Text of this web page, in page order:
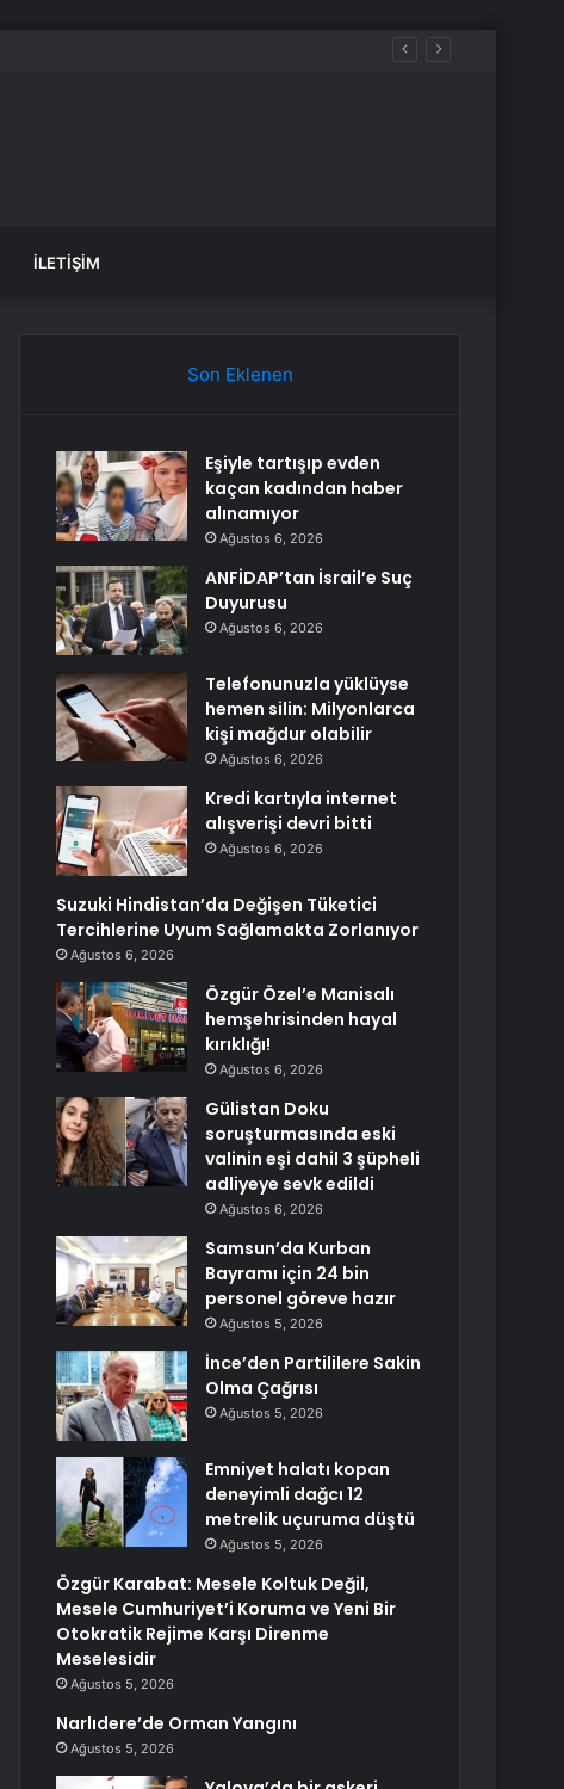
İLETIŞIM
Son Eklenen
Eşiyle tartışıp evden
kaçan kadından haber
alınamıyor
Ağustos 6, 2026
ANFİDAP’tan İsrail’e Suç
Duyurusu
Ağustos 6, 2026
Telefonunuzla yüklüyse
hemen silin: Milyonlarca
kişi mağdur olabilir
Ağustos 6, 2026
Kredi kartıyla internet
alışverişi devri bitti
Ağustos 6, 2026
Suzuki Hindistan’da Değişen Tüketici
Tercihlerine Uyum Sağlamakta Zorlanıyor
Ağustos 6, 2026
Özgür Özel’e Manisalı
hemşehrisinden hayal
kırıklığı!
Ağustos 6, 2026
Gülistan Doku
soruşturmasında eski
valinin eşi dahil 3 şüpheli
adliyeye sevk edildi
Ağustos 6, 2026
Samsun’da Kurban
Bayramı için 24 bin
personel göreve hazır
Ağustos 5, 2026
İnce’den Partililere Sakin
Olma Çağrısı
Ağustos 5, 2026
Emniyet halatı kopan
deneyimli dağcı 12
metrelik uçuruma düştü
Ağustos 5, 2026
Özgür Karabat: Mesele Koltuk Değil,
Mesele Cumhuriyet’i Koruma ve Yeni Bir
Otokratik Rejime Karşı Direnme
Meselesidir
Ağustos 5, 2026
Narlıdere’de Orman Yangını
Ağustos 5, 2026